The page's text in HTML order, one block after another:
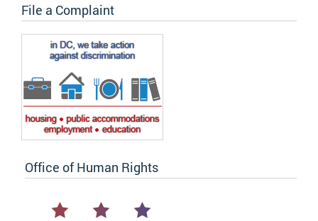
File a Complaint
Office of Human Rights